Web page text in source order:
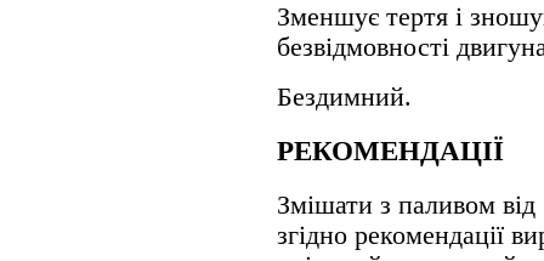
Зменшує тертя і
безвідмовності
Бездимний.
РЕКОМЕНДАЦІЇ
Змішати з паливом
згідно рекомендації